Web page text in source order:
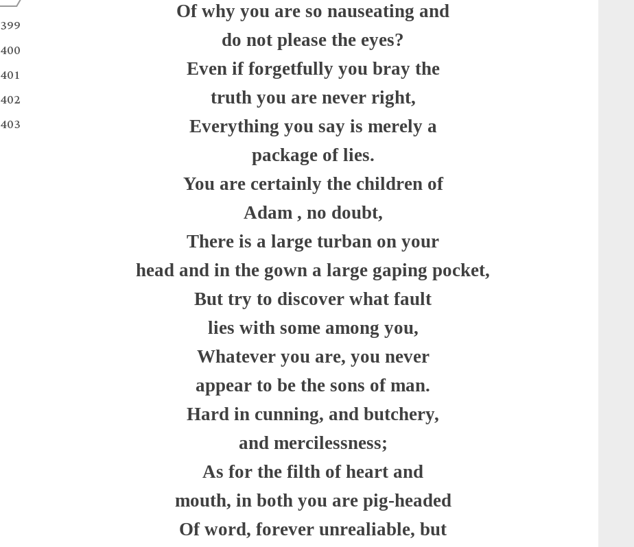
399۔ تری آنکھوں میں عیّاری بہت ہے
400۔ ایک ماڑا، ایک تگڑا چوک میں
401۔ اس عہد کے آسیب کو کرسی کی پڑی تھی
402۔ جب بھی وہ عہد کا حسیں بولے
403۔ یہ جو صحرا میں گل کِھلے ہیں میاں
Of why you are so nauseating and
do not please the eyes?
Even if forgetfully you bray the
truth you are never right,
Everything you say is merely a
package of lies.
You are certainly the children of
Adam , no doubt,
There is a large turban on your
head and in the gown a large gaping pocket,
But try to discover what fault
lies with some among you,
Whatever you are, you never
appear to be the sons of man.
Hard in cunning, and butchery,
and mercilessness;
As for the filth of heart and
mouth, in both you are pig-headed
Of word, forever unrealiable, but